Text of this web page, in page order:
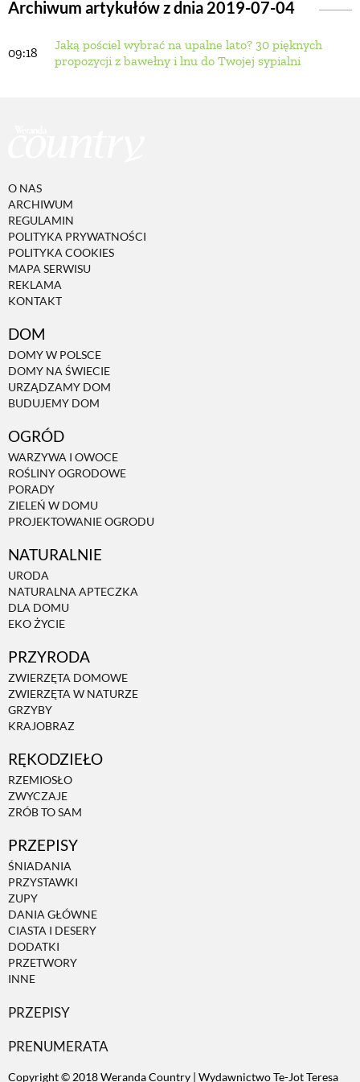
Archiwum artykułów z dnia 2019-07-04
09:18
Jaką pościel wybrać na upalne lato? 30 pięknych
propozycji z bawełny i lnu do Twojej sypialni
O NAS
ARCHIWUM
REGULAMIN
POLITYKA PRYWATNOŚCI
POLITYKA COOKIES
MAPA SERWISU
REKLAMA
KONTAKT
DOM
DOMY W POLSCE
DOMY NA ŚWIECIE
URZĄDZAMY DOM
BUDUJEMY DOM
OGRÓD
WARZYWA I OWOCE
ROŚLINY OGRODOWE
PORADY
ZIELEŃ W DOMU
PROJEKTOWANIE OGRODU
NATURALNIE
URODA
NATURALNA APTECZKA
DLA DOMU
EKO ŻYCIE
PRZYRODA
ZWIERZĘTA DOMOWE
ZWIERZĘTA W NATURZE
GRZYBY
KRAJOBRAZ
RĘKODZIEŁO
RZEMIOSŁO
ZWYCZAJE
ZRÓB TO SAM
PRZEPISY
ŚNIADANIA
PRZYSTAWKI
ZUPY
DANIA GŁÓWNE
CIASTA I DESERY
DODATKI
PRZETWORY
INNE
PRZEPISY
PRENUMERATA
Copyright © 2018 Weranda Country | Wydawnictwo Te-Jot Teresa
BUDUJEMY DOM
PROJEKTOWANIE OGRODU
NATURALNA APTECZKA
ZWIERZĘTA W NATURZE